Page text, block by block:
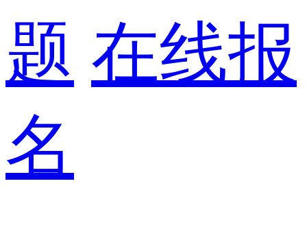
题 在线报
名